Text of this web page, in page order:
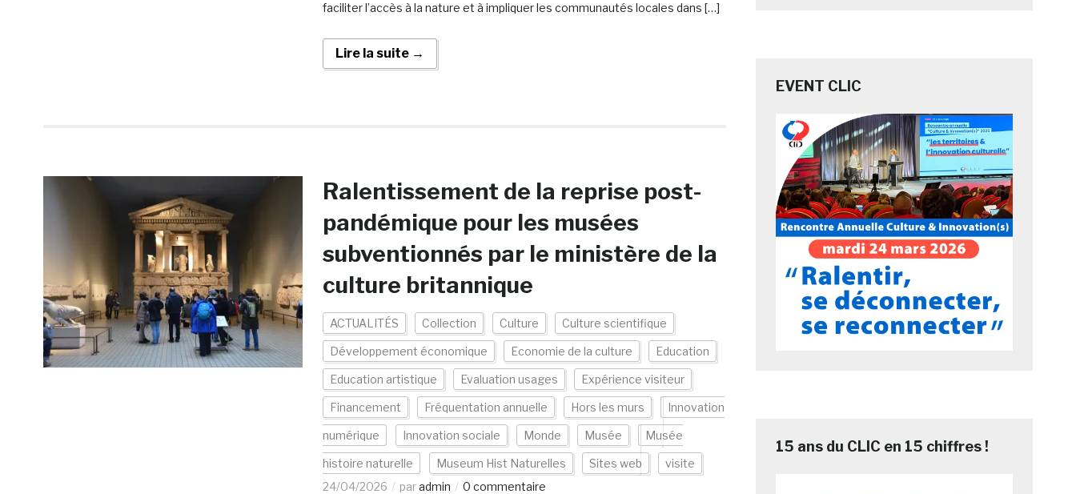
faciliter l’accès à la nature et à impliquer les communautés locales dans […]
Lire la suite →
Ralentissement de la reprise post-
pandémique pour les musées
subventionnés par le ministère de la
culture britannique
ACTUALITÉS Collection Culture Culture scientifique
Développement économique Economie de la culture Education
Education artistique Evaluation usages Expérience visiteur
Financement Fréquentation annuelle Hors les murs Innovation
numérique Innovation sociale Monde Musée Musée
histoire naturelle Museum Hist Naturelles Sites web
visite
24/04/2026
paradmin 0 commentaire
EVENT CLIC
15 ans du CLIC en 15 chiffres !